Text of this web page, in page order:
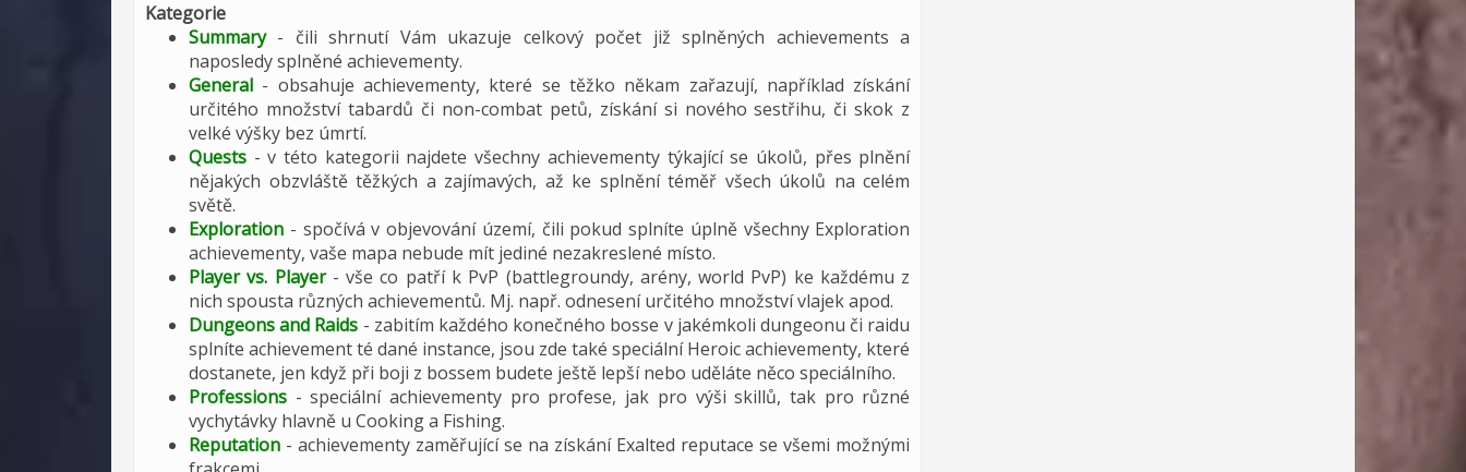
Kategorie
Summary- čili shrnutí Vám ukazuje celkový počet již splněných achievements a
naposledy splněné achievementy.
General - obsahuje achievementy, které se těžko někam zařazují, například získání
určitého množství tabardů či non-combat petů, získání si nového sestřihu, či skok z
velké výšky bez úmrtí.
Quests - v této kategorii najdete všechny achievementy týkající se úkolů, přes plnění
nějakých obzvláště těžkých a zajímavých, až ke splnění téměř všech úkolů na celém
světě.
Exploration - spočívá v objevování území, čili pokud splníte úplně všechny Exploration
achievementy, vaše mapa nebude mít jediné nezakreslené místo.
Player vs. Player- vše co patří k PvP (battlegroundy, arény, world PvP) ke každému z
nich spousta různých achievementů. Mj. např. odnesení určitého množství vlajek apod.
Dungeons and Raids - zabitím každého konečného bosse v jakémkoli dungeonu či raidu
splníte achievement té dané instance, jsou zde také speciální Heroic achievementy, které
dostanete, jen když při boji z bossem budete ještě lepší nebo uděláte něco speciálního.
Professions - speciální achievementy pro profese, jak pro výši skillů, tak pro různé
vychytávky hlavně u Cooking a Fishing.
Reputation - achievementy zaměřující se na získání Exalted reputace se všemi možnými